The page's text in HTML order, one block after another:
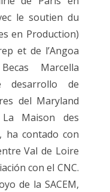
le soutien du
en Production)
et de l’Angoa
Marcella
desarrollo de
del Maryland
Maison des
ha contado con
Val de Loire
con el CNC.
de la SACEM,